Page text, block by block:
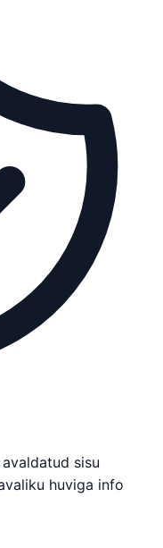
sisu
huviga info